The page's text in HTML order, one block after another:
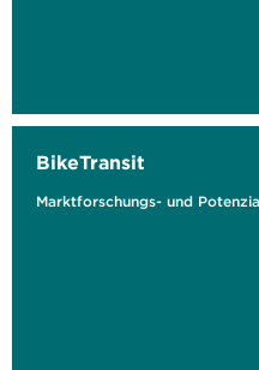
BikeTransit
Marktforschungs- und